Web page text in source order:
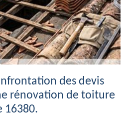
des devis
rénovation de toiture
16380.